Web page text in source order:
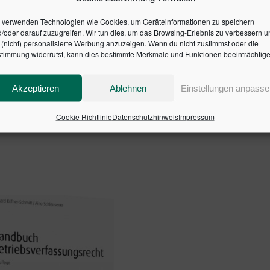
verwenden Technologien wie Cookies, um Geräteinformationen zu speichern
oder darauf zuzugreifen. Wir tun dies, um das Browsing-Erlebnis zu verbessern
personalisierte Werbung anzuzeigen. Wenn du nicht zustimmst oder die
widerrufst, kann dies bestimmte Merkmale und Funktionen
Akzeptieren Ablehnen Einstellungen
Cookie RichtlinieDatenschutzhinweisImpressum
Beispiele aus dem Handelsblatt und
und erweitert, u.a. um Inhalte zur Finanzkrise, zu
für Auszubildende und Studenten, einWegweiser
0002 | ISBN: 9783791033785